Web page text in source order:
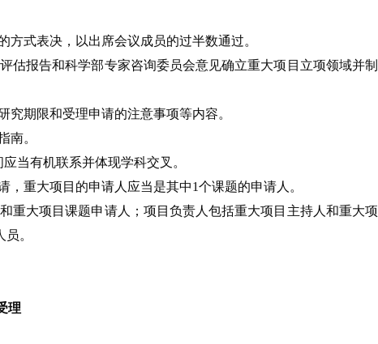
式表决，以出席会议成员的过半数通过。
估报告和科学部专家咨询委员会意见确立重大项目立项领域并制
期限和受理申请的注意事项等内容。
南。
当有机联系并体现学科交叉。
重大项目的申请人应当是其中1个课题的申请人。
重大项目课题申请人；项目负责人包括重大项目主持人和重大项
。
理